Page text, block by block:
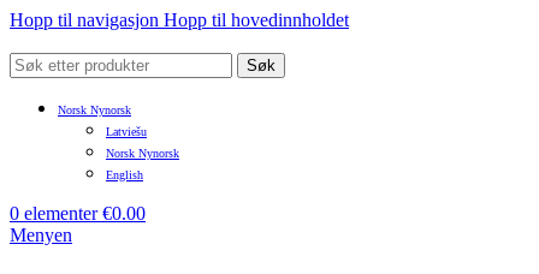
Hopp til navigasjon Hopp til hovedinnholdet
Søk
Norsk Nynorsk
Latviešu
Norsk Nynorsk
English
0 elementer €0.00
Menyen